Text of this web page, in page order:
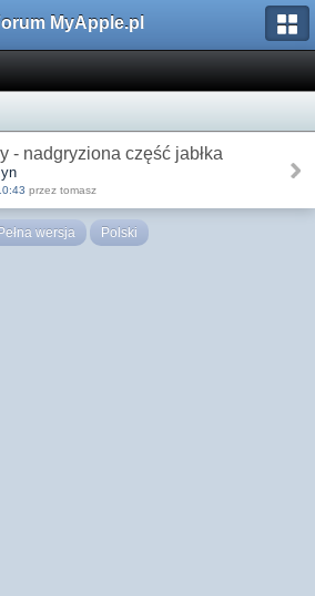
MyApple.pl
- nadgryziona część jabłka
przez tomasz
Pełna wersja Polski